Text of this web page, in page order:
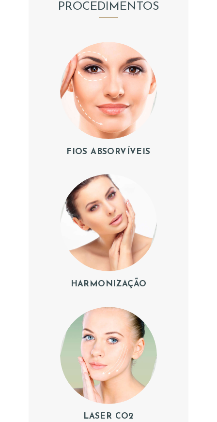
PROCEDIMENTOS
FIOS ABSORVÍVEIS
HARMONIZAÇÃO
LASER CO2